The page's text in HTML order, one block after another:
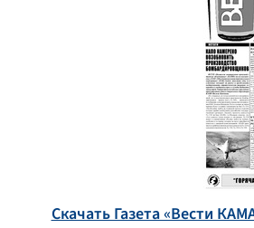
Скачать Газета «Вести